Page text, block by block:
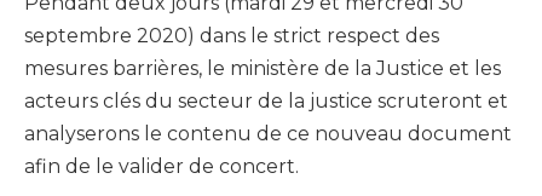
septembre 2020) dans le strict respect des
mesures barrières, le ministère de la Justice et les
acteurs clés du secteur de la justice scruteront et
analyserons le contenu de ce nouveau document
afin de le valider de concert.